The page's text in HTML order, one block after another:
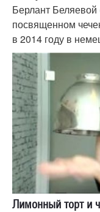
Берлант
посвященном
в 2014 году в
Лимонный торт и